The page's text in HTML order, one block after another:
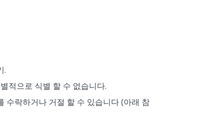
.
적으로 식별 할 수 없습니다.
수락하거나 거절 할 수 있습니다 (아래 참